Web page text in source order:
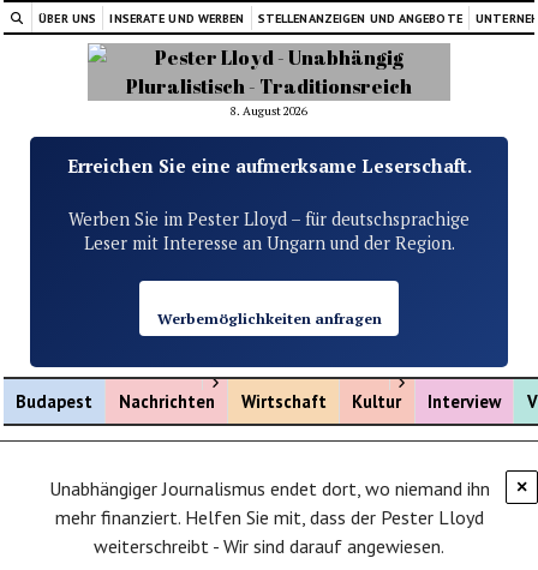
ÜBER UNS INSERATE UND WERBEN STELLENANZEIGEN UND ANGEBOTE
8. August 2026
Erreichen Sie eine aufmerksame Leserschaft.
Werben Sie im Pester Lloyd – für deutschsprachige
Leser mit Interesse an Ungarn und der Region.
Werbemöglichkeiten anfragen
Budapest Nachrichten
Menü öffnen
Wirtschaft Kultur
Menü öffnen
Interview
×
Unabhängiger Journalismus endet dort, wo niemand ihn
mehr finanziert. Helfen Sie mit, dass der Pester Lloyd
weiterschreibt - Wir sind darauf angewiesen.